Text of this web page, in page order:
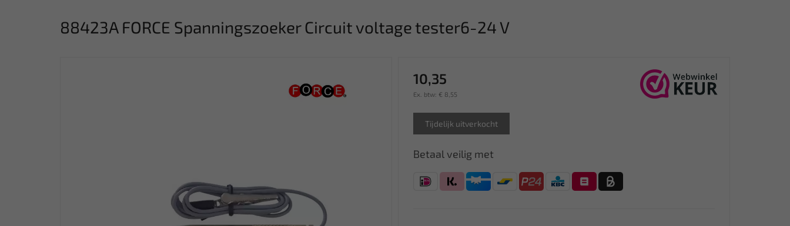
88423A FORCE Spanningszoeker Circuit voltage tester6-24 V
10,35
Ex. btw: € 8,55
Tijdelijk uitverkocht
Betaal veilig met